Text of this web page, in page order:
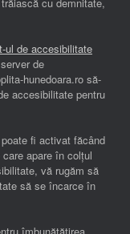
ul de accesibilitate
de
hunedoara.ro să-
accesibilitate pentru
fi activat făcând
apare în colțul
vă rugăm să
să se încarce în
îmbunătățirea